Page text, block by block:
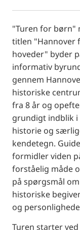
"Turen for børn"
titlen "Hannover
hoveder" byder
informativ
gennem
historiske
fra 8 år og
grundigt indblik i
historie og
kendetegn.
formidler viden
forståelig måde
på spørgsmål om
historiske
og
Turen starter ved